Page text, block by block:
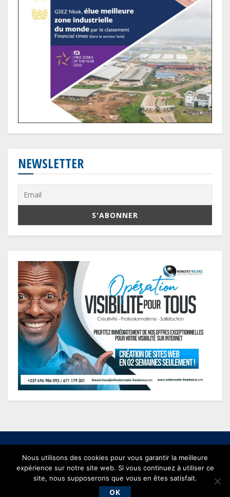
NEWSLETTER
© 2021 conjonctureseconomiques.com - Powered by Webmaster
Nous utilisons des cookies pour vous garantir la meilleure
expérience sur notre site web. Si vous continuez à utiliser ce
site, nous supposerons que vous en êtes satisfait.
OK